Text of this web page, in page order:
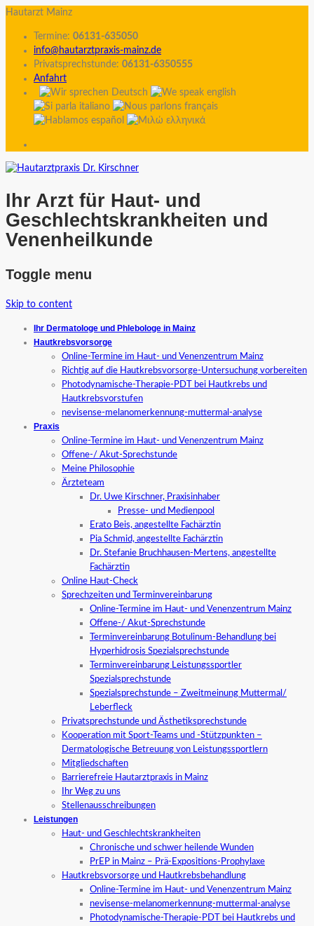
Hautarzt Mainz
Termine: 06131-635050
info@hautarztpraxis-mainz.de
Privatsprechstunde: 06131-6350555
Anfahrt
Ihr Arzt für Haut- und
Geschlechtskrankheiten und
Venenheilkunde
Toggle menu
Skip to content
Ihr Dermatologe und Phlebologe in Mainz
Hautkrebsvorsorge
Online-Termine im Haut- und Venenzentrum Mainz
Richtig auf die Hautkrebsvorsorge-Untersuchung vorbereiten
Photodynamische-Therapie-PDT bei Hautkrebs und
Hautkrebsvorstufen
nevisense-melanomerkennung-muttermal-analyse
Praxis
Online-Termine im Haut- und Venenzentrum Mainz
Offene-/ Akut-Sprechstunde
Meine Philosophie
Ärzteteam
Dr. Uwe Kirschner, Praxisinhaber
Presse- und Medienpool
Erato Beis, angestellte Fachärztin
Pia Schmid, angestellte Fachärztin
Dr. Stefanie Bruchhausen-Mertens, angestellte
Fachärztin
Online Haut-Check
Sprechzeiten und Terminvereinbarung
Online-Termine im Haut- und Venenzentrum Mainz
Offene-/ Akut-Sprechstunde
Terminvereinbarung Botulinum-Behandlung bei
Hyperhidrosis Spezialsprechstunde
Terminvereinbarung Leistungssportler
Spezialsprechstunde
Spezialsprechstunde – Zweitmeinung Muttermal/
Leberfleck
Privatsprechstunde und Ästhetiksprechstunde
Kooperation mit Sport-Teams und -Stützpunkten –
Dermatologische Betreuung von Leistungssportlern
Mitgliedschaften
Barrierefreie Hautarztpraxis in Mainz
Ihr Weg zu uns
Stellenausschreibungen
Leistungen
Haut- und Geschlechtskrankheiten
Chronische und schwer heilende Wunden
PrEP in Mainz – Prä-Expositions-Prophylaxe
Hautkrebsvorsorge und Hautkrebsbehandlung
Online-Termine im Haut- und Venenzentrum Mainz
nevisense-melanomerkennung-muttermal-analyse
Photodynamische-Therapie-PDT bei Hautkrebs und